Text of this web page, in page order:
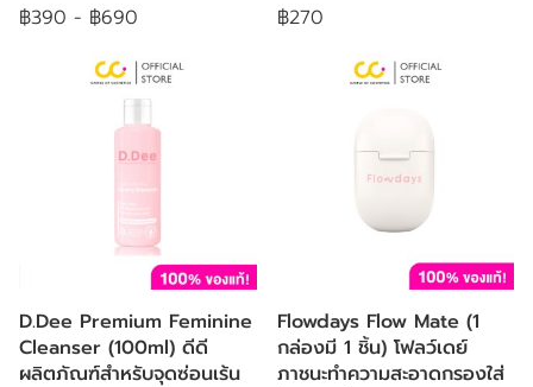
฿390 - ฿690
฿270
D.Dee Premium Feminine
Cleanser (100ml) ดีดี
ผลิตภัณฑ์สำหรับจุดซ่อนเร้น
Flowdays Flow Mate (1
กล่องมี 1 ชิ้น) โฟลว์เดย์
ภาชนะทำความสะอาดกรองใส่